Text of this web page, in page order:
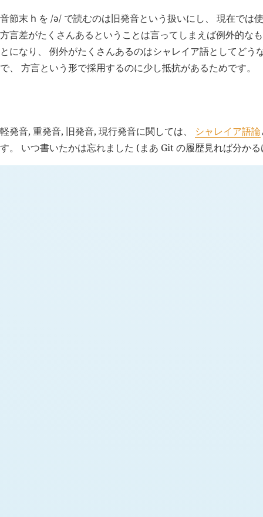
音節末 h を /ə/ で読むのは旧発音という扱いにし、 現在では
方言差がたくさんあるということは言ってしまえば例外的な
とになり、 例外がたくさんあるのはシャレイア語としてどう
で、 方言という形で採用するのに少し抵抗があるためです。
軽発音, 重発音, 旧発音, 現行発音に関しては、 シャレイア語論
す。 いつ書いたかは忘れました (まあ Git の履歴見れば分か